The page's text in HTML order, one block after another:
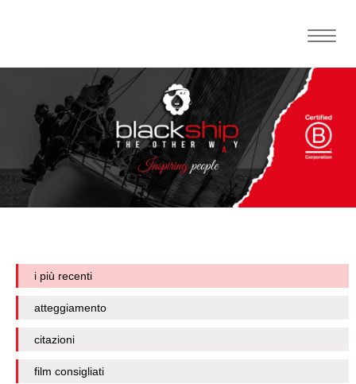
Toggle
i più recenti
atteggiamento
citazioni
film consigliati